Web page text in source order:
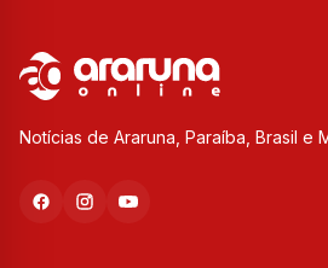
Notícias de Araruna, Paraíba, Brasil e